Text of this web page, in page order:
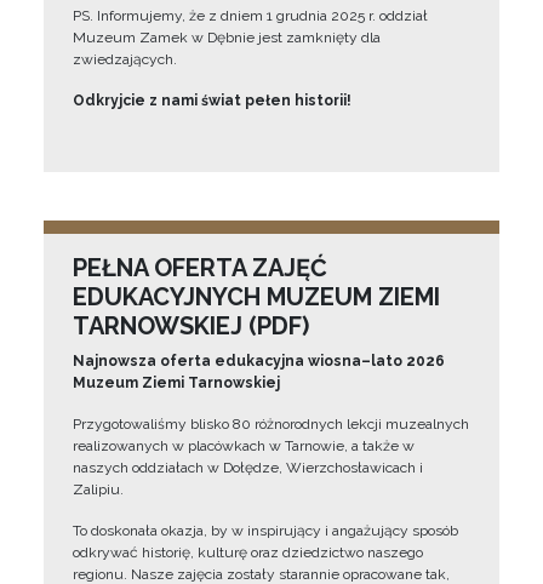
PS. Informujemy, że z dniem 1 grudnia 2025 r. oddział
Muzeum Zamek w Dębnie jest zamknięty dla
zwiedzających.
Odkryjcie z nami świat pełen historii!
PEŁNA OFERTA ZAJĘĆ
EDUKACYJNYCH MUZEUM ZIEMI
TARNOWSKIEJ (PDF)
Najnowsza oferta edukacyjna wiosna–lato 2026
Muzeum Ziemi Tarnowskiej
Przygotowaliśmy blisko 80 różnorodnych lekcji muzealnych
realizowanych w placówkach w Tarnowie, a także w
naszych oddziałach w Dołędze, Wierzchosławicach i
Zalipiu.
To doskonała okazja, by w inspirujący i angażujący sposób
odkrywać historię, kulturę oraz dziedzictwo naszego
regionu. Nasze zajęcia zostały starannie opracowane tak,